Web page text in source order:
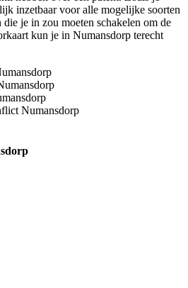
inzetbaar voor alle mogelijke soorten
je in zou moeten schakelen om de
kun je in Numansdorp terecht
Numansdorp